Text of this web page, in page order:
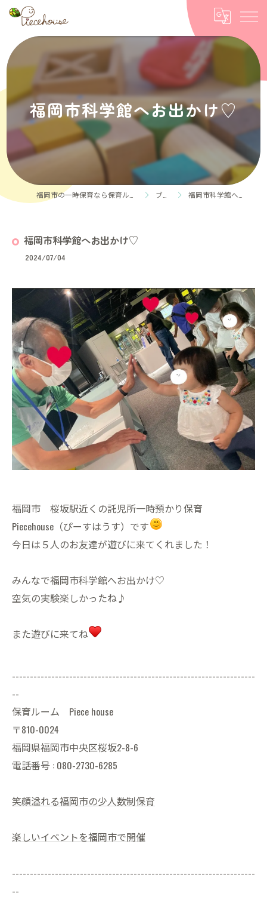
福岡市科学館へお出かけ♡
ブログ 福岡市科学館へお出かけ♡
福岡市科学館へお出かけ♡
2024/07/04
福岡市 桜坂駅近くの託児所一時預かり保育
Piecehouse（ぴーすはうす）です
今日は５人のお友達が遊びに来てくれました！
みんなで福岡市科学館へお出かけ♡
空気の実験楽しかったね♪
また遊びに来てね
--------------------------------------------------------------------
--
保育ルーム Piece house
〒810-0024
福岡県福岡市中央区桜坂2-8-6
電話番号 : 080-2730-6285
笑顔溢れる福岡市の少人数制保育
楽しいイベントを福岡市で開催
--------------------------------------------------------------------
--